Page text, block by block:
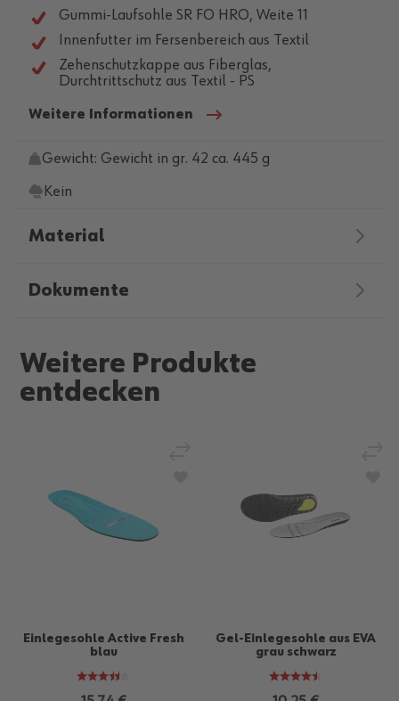
Gummi-Laufsohle SR FO HRO, Weite 11
Innenfutter im Fersenbereich aus Textil
Zehenschutzkappe aus Fiberglas,
Durchtrittschutz aus Textil - PS
Weitere Informationen
Gewicht: Gewicht in gr. 42 ca. 445 g
Kein
Material
Dokumente
Weitere Produkte
entdecken
Einlegesohle Active Fresh
blau
Gel-Einlegesohle aus EVA
grau schwarz